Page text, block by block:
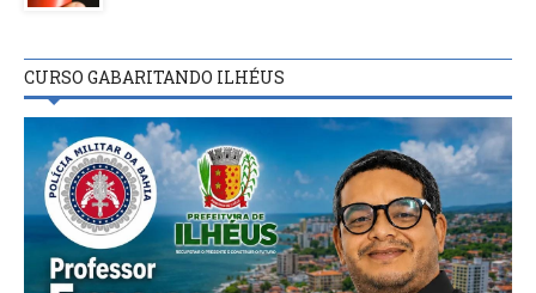
CURSO GABARITANDO ILHÉUS